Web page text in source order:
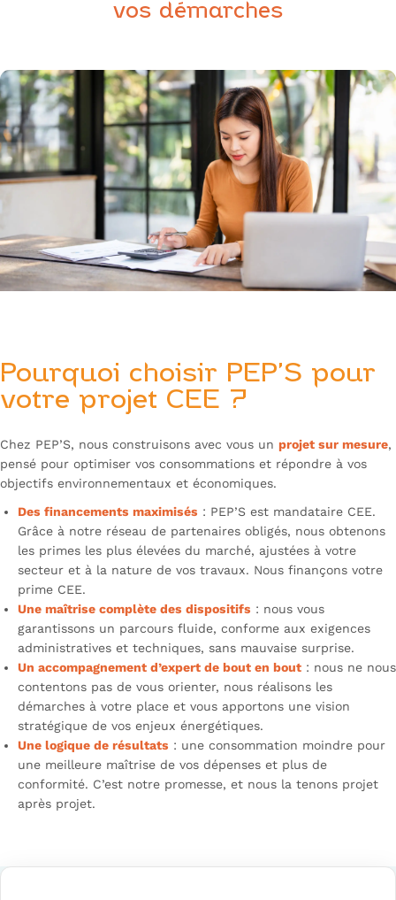
vos démarches
Pourquoi choisir PEP’S pour
votre projet CEE ?
Chez PEP’S, nous construisons avec vous un projet sur mesure,
pensé pour optimiser vos consommations et répondre à vos
objectifs environnementaux et économiques.
Des financements maximisés : PEP’S est mandataire CEE.
Grâce à notre réseau de partenaires obligés, nous obtenons
les primes les plus élevées du marché, ajustées à votre
secteur et à la nature de vos travaux. Nous finançons votre
prime CEE.
Une maîtrise complète des dispositifs : nous vous
garantissons un parcours fluide, conforme aux exigences
administratives et techniques, sans mauvaise surprise.
Un accompagnement d’expert de bout en bout : nous ne nous
contentons pas de vous orienter, nous réalisons les
démarches à votre place et vous apportons une vision
stratégique de vos enjeux énergétiques.
Une logique de résultats : une consommation moindre pour
une meilleure maîtrise de vos dépenses et plus de
conformité. C’est notre promesse, et nous la tenons projet
après projet.